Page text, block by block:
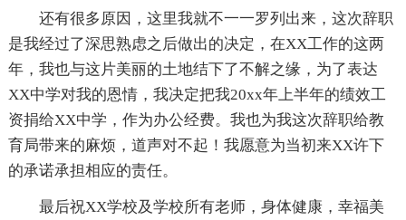
还有很多原因，这里我就不一一罗列出来，这次辞职
是我经过了深思熟虑之后做出的决定，在XX工作的这两
年，我也与这片美丽的土地结下了不解之缘，为了表达
XX中学对我的恩情，我决定把我20xx年上半年的绩效工
资捐给XX中学，作为办公经费。我也为我这次辞职给教
育局带来的麻烦，道声对不起！我愿意为当初来XX许下
的承诺承担相应的责任。
最后祝XX学校及学校所有老师，身体健康，幸福美